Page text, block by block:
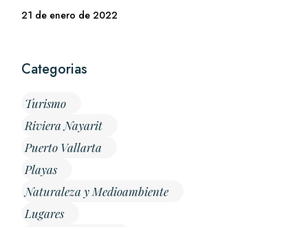
21 de enero de 2022
Categorias
Turismo
Riviera Nayarit
Puerto Vallarta
Playas
Naturaleza y Medioambiente
Lugares